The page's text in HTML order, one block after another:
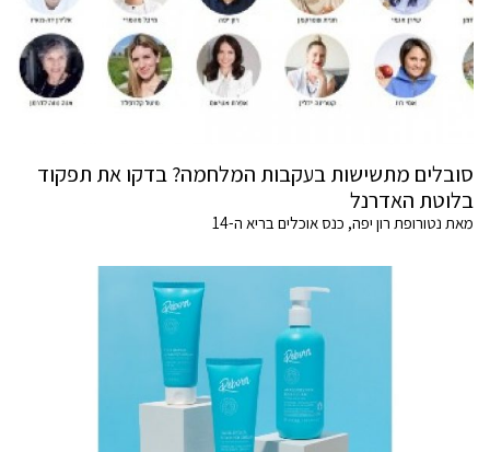
סובלים מתשישות בעקבות המלחמה? בדקו את תפקוד
בלוטת האדרנל
מאת נטורופת רון יפה, כנס אוכלים בריא ה-14